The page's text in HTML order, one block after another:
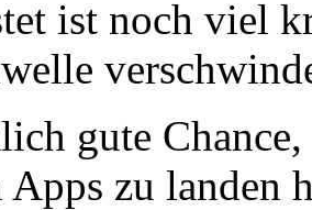
ist noch viel
gute
zu landen